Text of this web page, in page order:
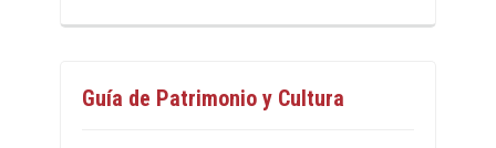
Guía de Patrimonio y Cultura